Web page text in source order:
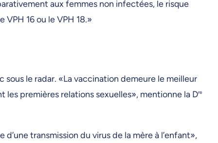
aux femmes non infectées, le risque
16 ou le VPH 18.»
sous le radar. «La vaccination demeure le meilleur
premières relations sexuelles», mentionne la Dre
transmission du virus de la mère à l’enfant»,